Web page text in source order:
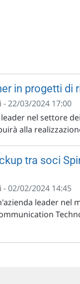
in progetti di
22/03/2024 17:00
nel settore
alla
tra soci
02/02/2024 14:45
leader nel